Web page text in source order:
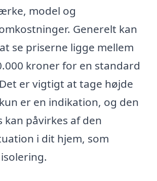
model og
Generelt kan
se priserne ligge mellem
kroner for en standard
er vigtigt at tage højde
er en indikation, og den
kan påvirkes af den
i dit hjem, som